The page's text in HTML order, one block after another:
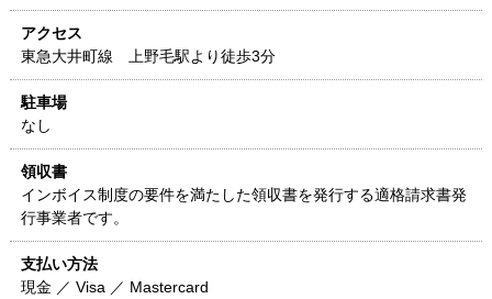
アクセス
東急大井町線 上野毛駅より徒歩3分
駐車場
なし
領収書
インボイス制度の要件を満たした領収書を発行する適格請求書発
行事業者です。
支払い方法
現金 ／ Visa ／ Mastercard